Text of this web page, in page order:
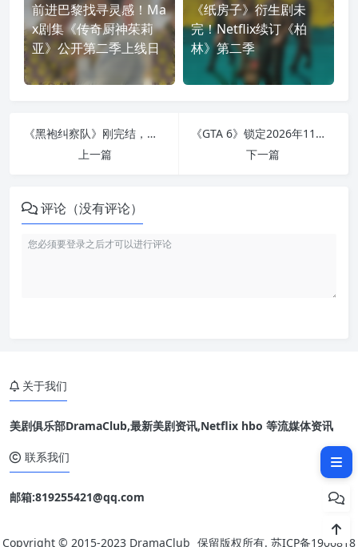
前进巴黎找寻灵感！Ma
x剧集《传奇厨神茱莉
亚》公开第二季上线日
《纸房子》衍生剧未
完！Netflix续订《柏
林》第二季
《黑袍纠察队》刚完结，前传《沃特崛起》首曝预告：士兵男孩与风暴前线回到50年代
上一篇
《GTA 6》锁定2026年11月发售：不再延期？R星夏季启动宣传
下一篇
评论（没有评论）
关于我们
美剧俱乐部DramaClub,最新美剧资讯,Netflix hbo 等流媒体资讯
联系我们
邮箱:819255421@qq.com
Copyright © 2015-2023 DramaClub 保留版权所有. 苏ICP备1906818